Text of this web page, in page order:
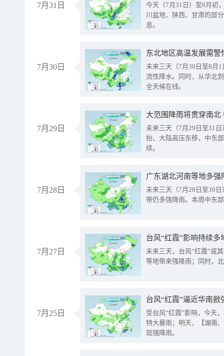
7月31日
今天（7月31日）至8月初
川盆地、陕西、甘肃的部
息。
7月30日
东北地区高温发展需
未来三天（7月30日至8月
流性降水。同时，从华北
全天候在线。
7月29日
大范围降雨将贯穿南
未来三天（7月29日至31
抬、大陆高压东移，中东
续。
7月28日
广东湖北河南等地多
未来三天（7月28日至30
带仍多强降雨。本周中东
7月27日
台风“红霞”影响持续
未来三天，台风“红霞”或
等地带来强降雨；同时，
7月25日
台风“红霞”逼近华南
受台风“红霞”影响，今天
特大暴雨；明天，【湖南
现强降雨。